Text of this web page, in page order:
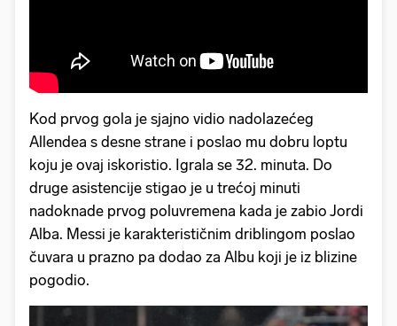
Kod prvog gola je sjajno vidio nadolazećeg
Allendea s desne strane i poslao mu dobru loptu
koju je ovaj iskoristio. Igrala se 32. minuta. Do
druge asistencije stigao je u trećoj minuti
nadoknade prvog poluvremena kada je zabio Jordi
Alba. Messi je karakterističnim driblingom poslao
čuvara u prazno pa dodao za Albu koji je iz blizine
pogodio.